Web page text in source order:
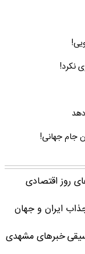
نکرد!
روز اقتصادی
ایران و جهان
خبرهای مشهدی